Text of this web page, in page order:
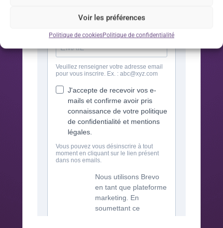
Voir les préférences
Politique de cookiesPolitique de confidentialité